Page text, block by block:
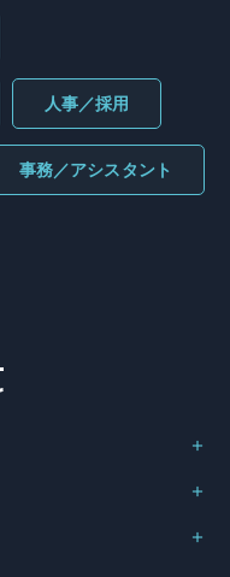
人事／採用
事務／アシスタント